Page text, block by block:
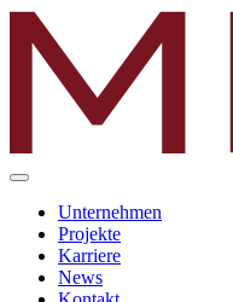
Unternehmen
Projekte
Karriere
News